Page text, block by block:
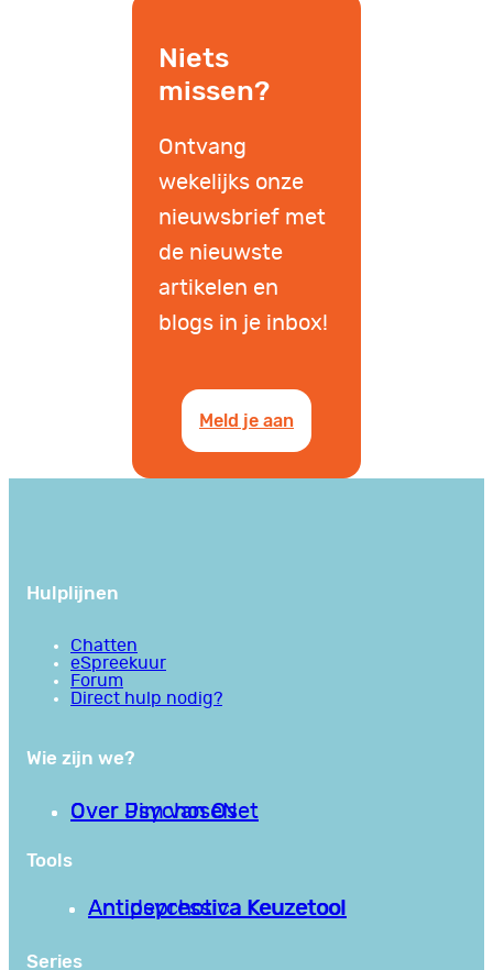
Niets
missen?
Ontvang
wekelijks onze
nieuwsbrief met
de nieuwste
artikelen en
blogs in je inbox!
Meld je aan
Hulplijnen
Chatten
eSpreekuur
Forum
Direct hulp nodig?
Wie zijn we?
Over PsychoseNet
Over Jim van Os
Tools
Antipsychotica Keuzetool
Antidepressiva Keuzetool
Series